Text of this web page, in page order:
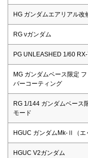
HG ガンダムエアリアル改
RG νガンダム
PG UNLEASHED 1/60
MG ガンダムベース限定
バーコーティング
RG 1/144 ガンダムベース
モード
HGUC ガンダムMk-Ⅱ（エ
HGUC V2ガンダム